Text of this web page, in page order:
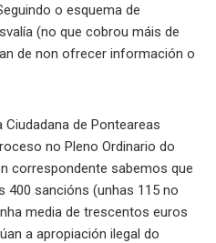
o esquema de
(no que cobrou máis de
de non ofrecer información o
de Ponteareas
no Pleno Ordinario do
correspondente sabemos que
400 sancións (unhas 115 no
media de trescentos euros
a apropiación ilegal do